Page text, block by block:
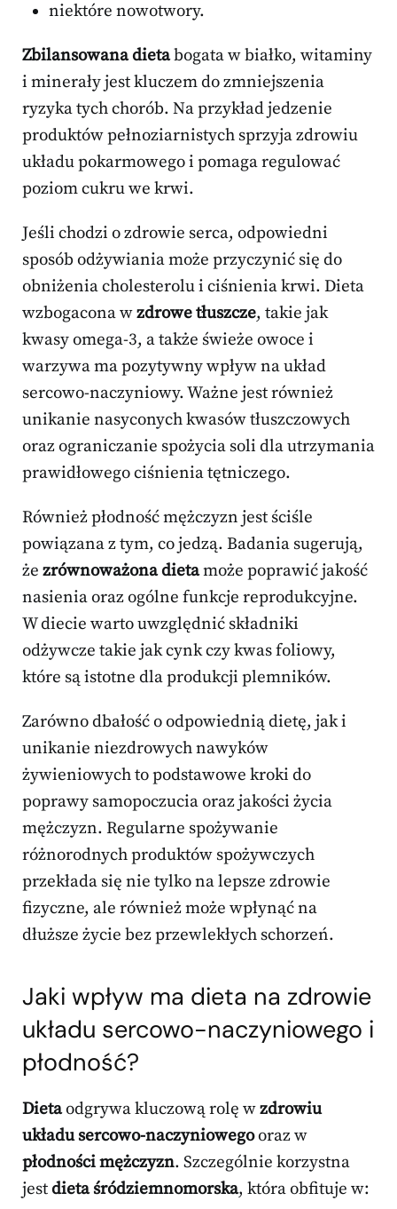
niektóre nowotwory.
Zbilansowana dietabogata w białko, witaminy
i minerały jest kluczem do zmniejszenia
ryzyka tych chorób. Na przykład jedzenie
produktów pełnoziarnistych sprzyja zdrowiu
układu pokarmowego i pomaga regulować
poziom cukru we krwi.
Jeśli chodzi o zdrowie serca, odpowiedni
sposób odżywiania może przyczynić się do
obniżenia cholesterolu i ciśnienia krwi. Dieta
wzbogacona wzdrowe tłuszcze, takie jak
kwasy omega-3, a także świeże owoce i
warzywa ma pozytywny wpływ na układ
sercowo-naczyniowy. Ważne jest również
unikanie nasyconych kwasów tłuszczowych
oraz ograniczanie spożycia soli dla utrzymania
prawidłowego ciśnienia tętniczego.
Również płodność mężczyzn jest ściśle
powiązana z tym, co jedzą. Badania sugerują,
że zrównoważona dietamoże poprawić jakość
nasienia oraz ogólne funkcje reprodukcyjne.
W diecie warto uwzględnić składniki
odżywcze takie jak cynk czy kwas foliowy,
które są istotne dla produkcji plemników.
Zarówno dbałość o odpowiednią dietę, jak i
unikanie niezdrowych nawyków
żywieniowych to podstawowe kroki do
poprawy samopoczucia oraz jakości życia
mężczyzn. Regularne spożywanie
różnorodnych produktów spożywczych
przekłada się nie tylko na lepsze zdrowie
fizyczne, ale również może wpłynąć na
dłuższe życie bez przewlekłych schorzeń.
Jaki wpływ ma dieta na zdrowie
układu sercowo-naczyniowego i
płodność?
Dietaodgrywa kluczową rolę wzdrowiu
układu sercowo-naczyniowegooraz w
płodności mężczyzn. Szczególnie korzystna
jestdieta śródziemnomorska, która obfituje w: